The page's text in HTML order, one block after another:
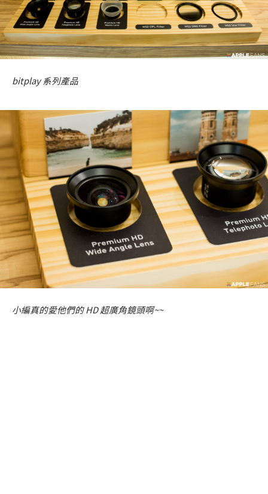
bitplay 系列產品
小編真的愛他們的 HD 超廣角鏡頭啊~~